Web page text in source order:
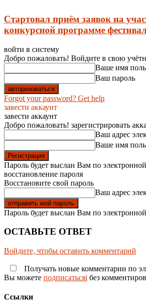
Стартовал приëм заявок на
конкурсной программе
войти в систему
Добро пожаловать! Войдите в свою
Ваше имя
Ваш пароль
Forgot your password? Get help
завести аккаунт
завести аккаунт
Добро пожаловать! зарегистрировать
Ваш адрес
Ваше имя
Пароль будет выслан Вам по
восстановление пароля
Восстановите свой пароль
Ваш адрес
Пароль будет выслан Вам по
ОСТАВЬТЕ ОТВЕТ
Войдите, чтобы оставить комментарий
Получать новые комментарии по
Вы можете подписатьсяi без
Ссылки